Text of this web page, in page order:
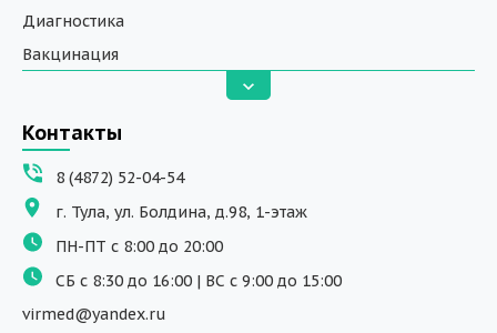
Диагностика
Вакцинация
Вызов на дом
ДНК исследования
Программы обучения
Физиотерапия
ДМС
Массаж
Тест на хеликобактер
Контакты
8 (4872) 52-04-54
г. Тула, ул. Болдина, д.98, 1-этаж
ПН-ПТ с 8:00 до 20:00
СБ с 8:30 до 16:00 | ВС с 9:00 до 15:00
virmed@yandex.ru